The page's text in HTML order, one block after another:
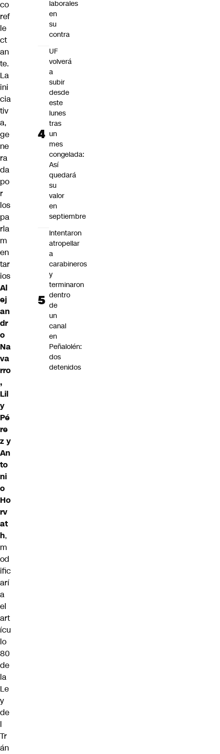
co
ref
le
ct
an
te.
La
ini
cia
tiv
a,
ge
ne
ra
da
po
r
los
pa
rla
m
en
tar
ios
Al
ej
an
dr
o
Na
va
rro
,
Lil
y
Pé
re
z y
An
to
ni
o
Ho
rv
at
h,
m
od
ific
arí
a
el
art
ícu
lo
80
de
la
Le
y
de
l
Tr
án
laborales
en
su
contra
UF
volverá
a
subir
desde
este
lunes
tras
un
mes
congelada:
Así
quedará
su
valor
en
septiembre
Intentaron
atropellar
a
carabineros
y
terminaron
dentro
de
un
canal
en
Peñalolén:
dos
detenidos